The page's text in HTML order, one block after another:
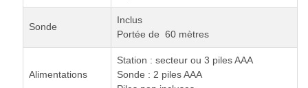
Sonde
Inclus
Portée de 60 mètres
Alimentations
Station : secteur ou 3 piles AAA
Sonde : 2 piles AAA